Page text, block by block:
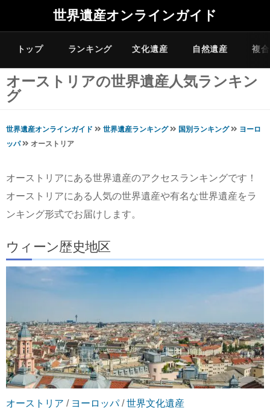
世界遺産オンラインガイド
トップ ランキング 文化遺産 自然遺産 複
オーストリアの世界遺産人気ランキン
グ
世界遺産オンラインガイド 世界遺産ランキング 国別ランキング
ヨーロ
ッパ
オーストリア
オーストリアにある世界遺産のアクセスランキングです！
オーストリアにある人気の世界遺産や有名な世界遺産をラ
ンキング形式でお届けします。
ウィーン歴史地区
オーストリア / ヨーロッパ/世界文化遺産